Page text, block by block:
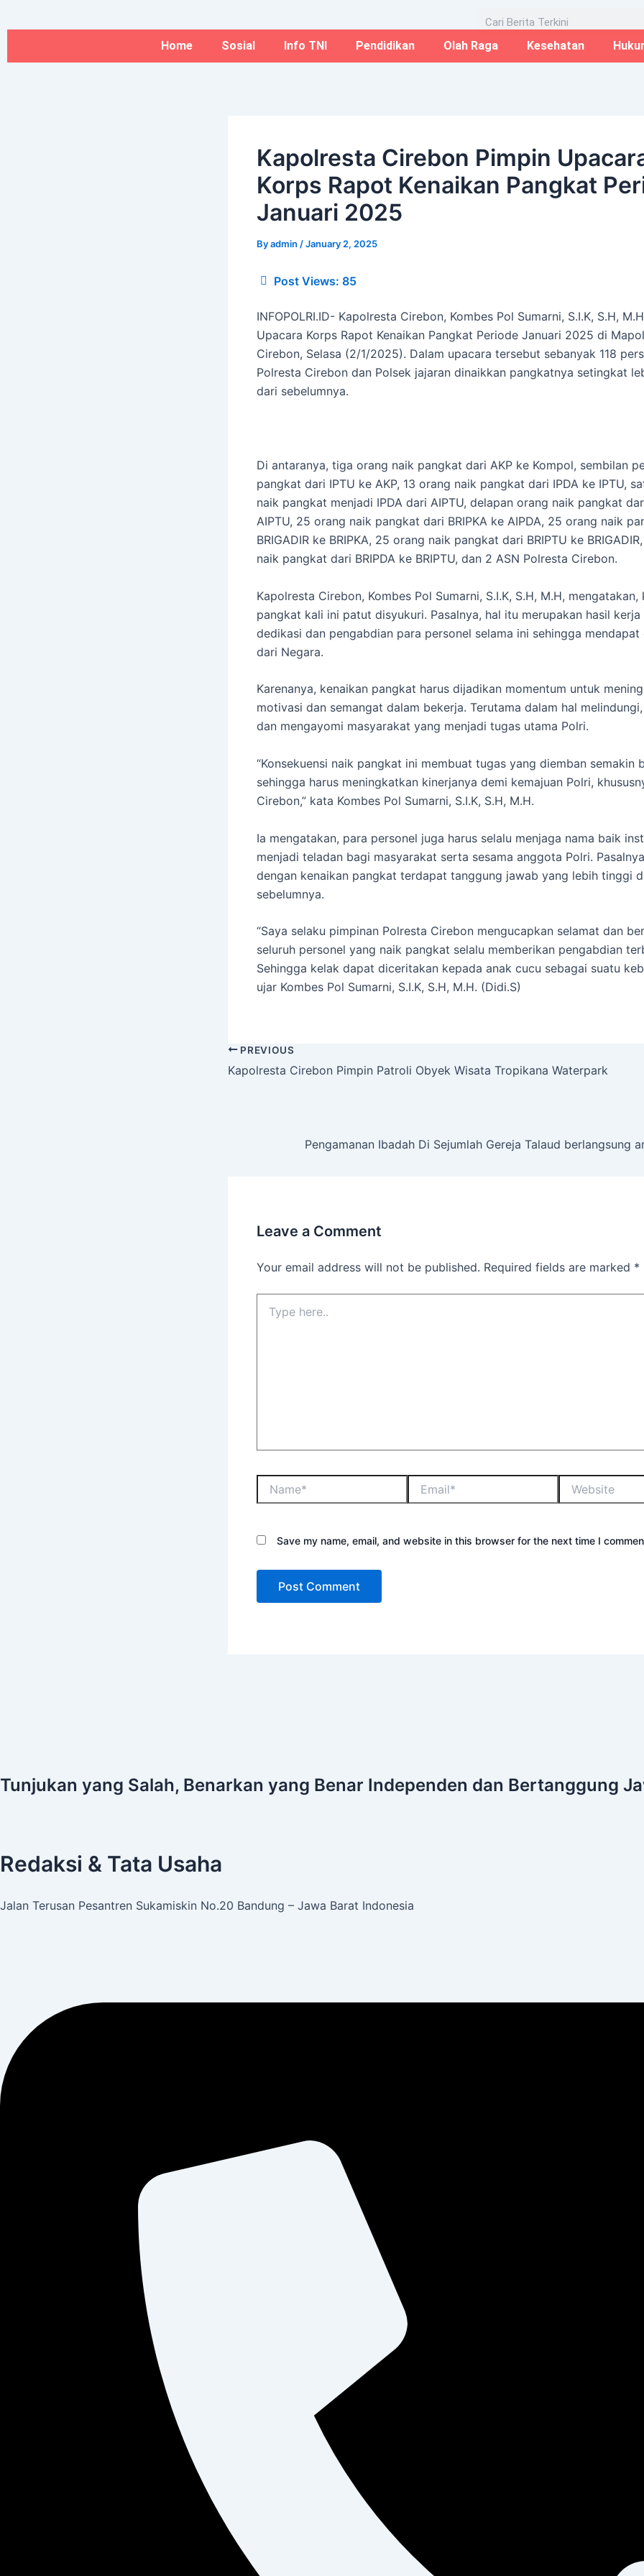
to
Home Sosial Info TNI Pendidikan Olah Raga Kesehatan
Kapolresta Cirebon Pimpin
Korps Rapot Kenaikan Pangkat
Januari 2025
Byadmin /January 2, 2025
Post Views: 85
INFOPOLRI.ID- Kapolresta Cirebon, Kombes Pol Sumarni, S.I.K, S.H,
Upacara Korps Rapot Kenaikan Pangkat Periode Januari 2025 di
Cirebon, Selasa (2/1/2025). Dalam upacara tersebut sebanyak 118
Polresta Cirebon dan Polsek jajaran dinaikkan pangkatnya setingkat
dari sebelumnya.
Di antaranya, tiga orang naik pangkat dari AKP ke Kompol, sembilan
pangkat dari IPTU ke AKP, 13 orang naik pangkat dari IPDA ke IPTU,
naik pangkat menjadi IPDA dari AIPTU, delapan orang naik pangkat
AIPTU, 25 orang naik pangkat dari BRIPKA ke AIPDA, 25 orang naik
BRIGADIR ke BRIPKA, 25 orang naik pangkat dari BRIPTU ke
naik pangkat dari BRIPDA ke BRIPTU, dan 2 ASN Polresta Cirebon.
Kapolresta Cirebon, Kombes Pol Sumarni, S.I.K, S.H, M.H, mengatakan,
pangkat kali ini patut disyukuri. Pasalnya, hal itu merupakan hasil kerja
dedikasi dan pengabdian para personel selama ini sehingga mendapat
dari Negara.
Karenanya, kenaikan pangkat harus dijadikan momentum untuk
motivasi dan semangat dalam bekerja. Terutama dalam hal
dan mengayomi masyarakat yang menjadi tugas utama Polri.
“Konsekuensi naik pangkat ini membuat tugas yang diemban semakin
sehingga harus meningkatkan kinerjanya demi kemajuan Polri,
Cirebon,” kata Kombes Pol Sumarni, S.I.K, S.H, M.H.
Ia mengatakan, para personel juga harus selalu menjaga nama baik
menjadi teladan bagi masyarakat serta sesama anggota Polri.
dengan kenaikan pangkat terdapat tanggung jawab yang lebih tinggi
sebelumnya.
“Saya selaku pimpinan Polresta Cirebon mengucapkan selamat dan
seluruh personel yang naik pangkat selalu memberikan pengabdian
Sehingga kelak dapat diceritakan kepada anak cucu sebagai suatu
ujar Kombes Pol Sumarni, S.I.K, S.H, M.H. (Didi.S)
PREVIOUS
Kapolresta Cirebon Pimpin Patroli Obyek Wisata Tropikana Waterpark
Pengamanan Ibadah Di Sejumlah Gereja Talaud berlangsung
Leave a Comment
Your email address will not be published. Required fields are marked *
Save my name, email, and website in this browser for the next time I
Tunjukan yang Salah, Benarkan yang Benar Independen dan Bertanggung
Redaksi & Tata Usaha
Jalan Terusan Pesantren Sukamiskin No.20 Bandung – Jawa Barat Indonesia